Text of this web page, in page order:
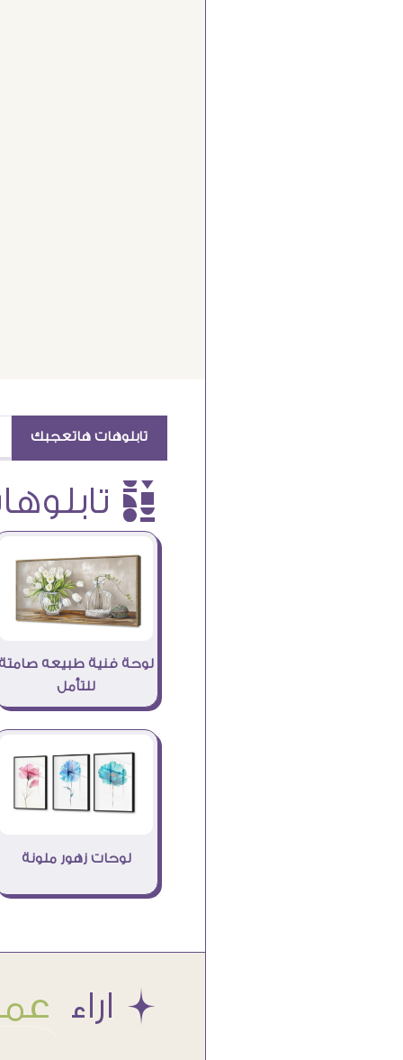
تابلوهات هاتعجبك
è تابلوهات
لوحة فنية طبيعه صامتة
للتأمل
لوحات زهور ملونة
Æ اراء